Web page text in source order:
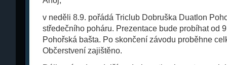
v neděli 8.9. pořádá Triclub Dobruška Duatlon
středečního poháru. Prezentace bude probíhat od
Pohořská bašta. Po skončení závodu proběhne
Občerstvení zajištěno.